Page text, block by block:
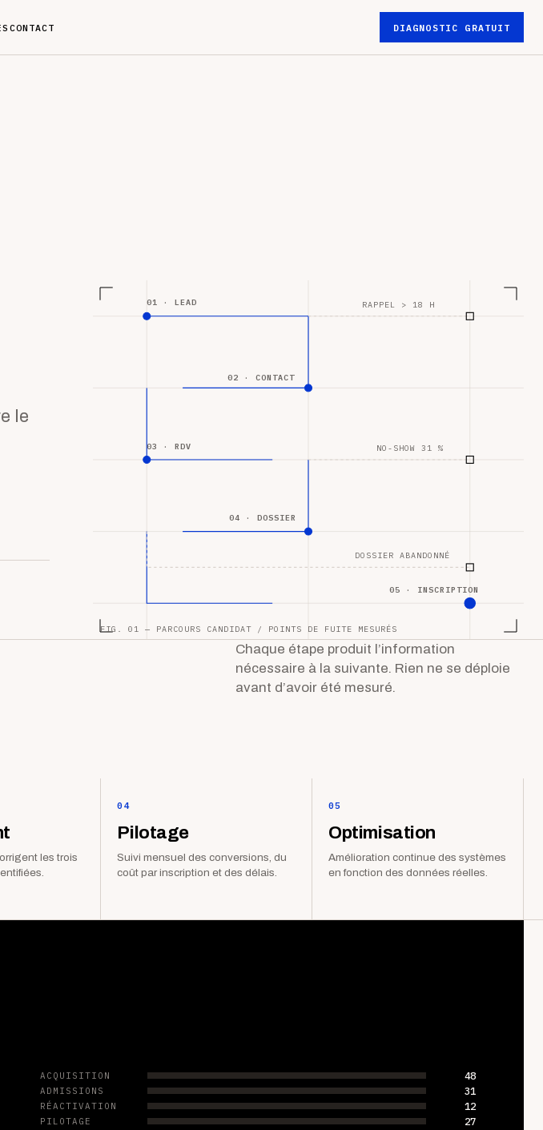
CONTACT DIAGNOSTIC GRATUIT
le
01 · LEAD
02 · CONTACT
03 · RDV
04 · DOSSIER
05 · INSCRIPTION
RAPPEL > 18 H
NO-SHOW 31 %
DOSSIER ABANDONNÉ
FIG. 01 — PARCOURS CANDIDAT / POINTS DE FUITE MESURÉS
Chaque étape produit l’information
nécessaire à la suivante. Rien ne se déploie
avant d’avoir été mesuré.
les trois
04
Pilotage
Suivi mensuel des conversions, du
coût par inscription et des délais.
05
Optimisation
Amélioration continue des systèmes
en fonction des données réelles.
ACQUISITION 48
ADMISSIONS 31
RÉACTIVATION 12
PILOTAGE 27